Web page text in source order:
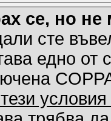
се, но не
сте
едно